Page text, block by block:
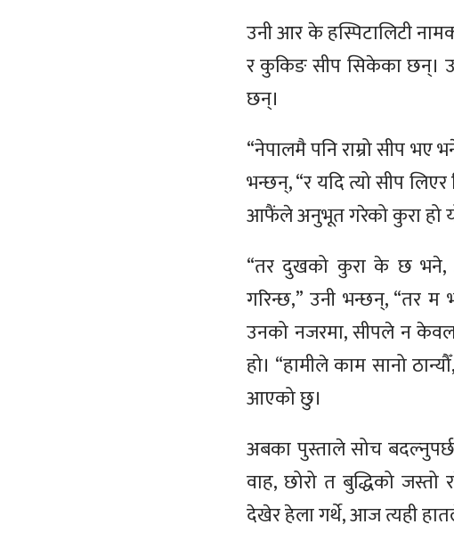
उनी आर के हस्पिटालिटी
र कुकिङ सीप सिकेका छन्।
छन्।
“नेपालमै पनि राम्रो सीप
भन्छन्, “र यदि त्यो सीप
आफैंले अनुभूत गरेको कुरा हो
“तर दुखको कुरा के छ भने,
गरिन्छ,” उनी भन्छन्, “तर म
उनको नजरमा, सीपले न केवल
हो। “हामीले काम सानो
आएको छु।
अबका पुस्ताले सोच
वाह, छोरो त बुद्धिको
देखेर हेला गर्थे, आज त्यही